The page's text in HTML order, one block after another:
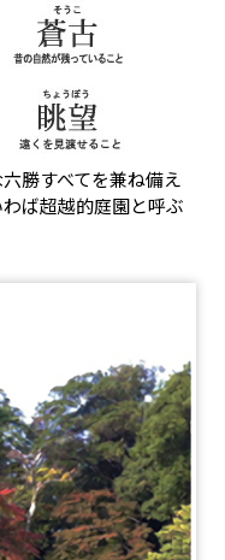
勝すべてを兼ね備え
ば超越的庭園と呼ぶ